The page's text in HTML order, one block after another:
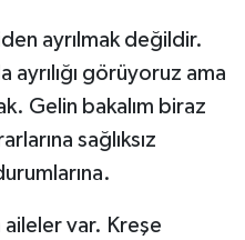
ayrılmak değildir.
ayrılığı görüyoruz ama
Gelin bakalım biraz
sağlıksız
aileler var. Kreşe